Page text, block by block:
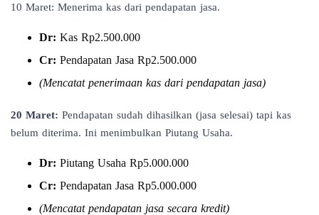
10 Maret: Menerima kas dari pendapatan jasa.
Dr: Kas Rp2.500.000
Cr: Pendapatan Jasa Rp2.500.000
(Mencatat penerimaan kas dari pendapatan jasa)
20 Maret: Pendapatan sudah dihasilkan (jasa selesai) tapi kas
belum diterima. Ini menimbulkan Piutang Usaha.
Dr: Piutang Usaha Rp5.000.000
Cr: Pendapatan Jasa Rp5.000.000
(Mencatat pendapatan jasa secara kredit)